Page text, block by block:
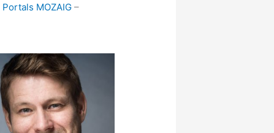
Portals MOZAIG –